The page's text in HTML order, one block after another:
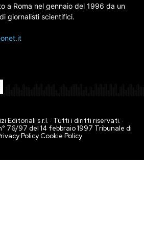
a Roma nel gennaio del 1996 da un
giornalisti scientifici.
Editoriali s.r.l. · Tutti i diritti riservati. ·
76/97 del 14 febbraio 1997 Tribunale di
PolicyCookie Policy